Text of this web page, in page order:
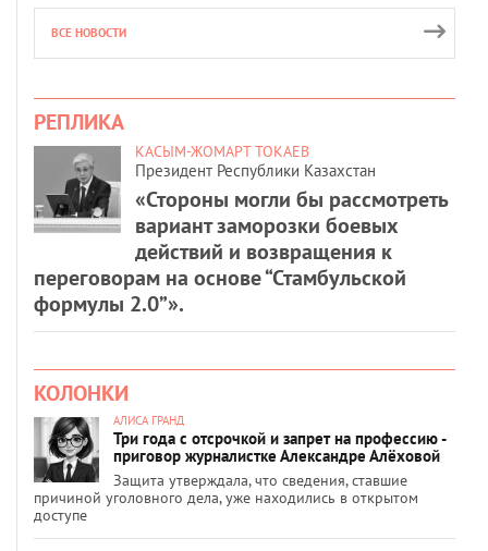
ВСЕ НОВОСТИ
РЕПЛИКА
КАСЫМ-ЖОМАРТ ТОКАЕВ
Президент Республики Казахстан
«Стороны могли бы рассмотреть
вариант заморозки боевых
действий и возвращения к
переговорам на основе “Стамбульской
формулы 2.0”».
КОЛОНКИ
АЛИСА ГРАНД
Три года с отсрочкой и запрет на профессию -
приговор журналистке Александре Алёховой
Защита утверждала, что сведения, ставшие
причиной уголовного дела, уже находились в открытом
доступе